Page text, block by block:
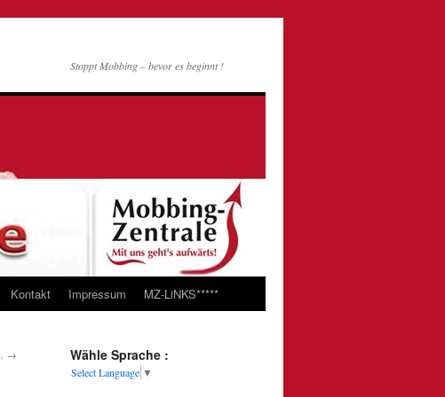
Stoppt Mobbing – bevor es beginnt !
Kontakt Impressum MZ-LiNKS*****
→ Wähle Sprache :
Select Language ▼